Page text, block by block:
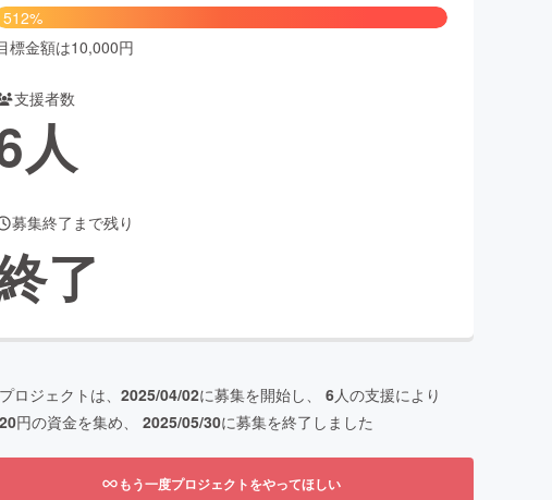
ルスケア
512%
標金額は10,000円
支援者数
人
募集終了まで残り
了
ロジェクトは、 2025/04/02に募集を開始し、 6人の支援により
円の資金を集め、 2025/05/30に募集を終了しました
もう一度プロジェクトをやってほしい